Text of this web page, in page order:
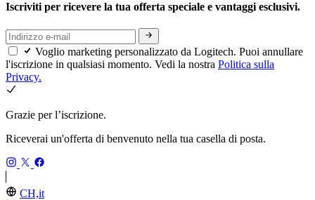
Iscriviti per ricevere la tua offerta speciale e vantaggi esclusivi.
Voglio marketing personalizzato da Logitech. Puoi annullare
l'iscrizione in qualsiasi momento. Vedi la nostra Politica sulla
Privacy.
Grazie per l’iscrizione.
Riceverai un'offerta di benvenuto nella tua casella di posta.
CH,it